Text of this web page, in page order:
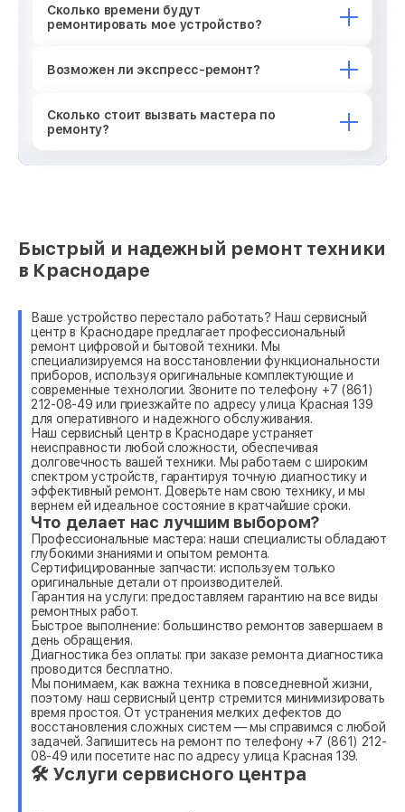
Сколько времени будут
ремонтировать мое устройство?
Возможен ли экспресс-ремонт?
Сколько стоит вызвать мастера по
ремонту?
Быстрый и надежный ремонт техники
в Краснодаре
Ваше устройство перестало работать? Наш сервисный
центр в Краснодаре предлагает профессиональный
ремонт цифровой и бытовой техники. Мы
специализируемся на восстановлении функциональности
приборов, используя оригинальные комплектующие и
современные технологии. Звоните по телефону +7 (861)
212-08-49 или приезжайте по адресу улица Красная 139
для оперативного и надежного обслуживания.
Наш сервисный центр в Краснодаре устраняет
неисправности любой сложности, обеспечивая
долговечность вашей техники. Мы работаем с широким
спектром устройств, гарантируя точную диагностику и
эффективный ремонт. Доверьте нам свою технику, и мы
вернем ей идеальное состояние в кратчайшие сроки.
Что делает нас лучшим выбором?
Профессиональные мастера: наши специалисты обладают
глубокими знаниями и опытом ремонта.
Сертифицированные запчасти: используем только
оригинальные детали от производителей.
Гарантия на услуги: предоставляем гарантию на все виды
ремонтных работ.
Быстрое выполнение: большинство ремонтов завершаем в
день обращения.
Диагностика без оплаты: при заказе ремонта диагностика
проводится бесплатно.
Мы понимаем, как важна техника в повседневной жизни,
поэтому наш сервисный центр стремится минимизировать
время простоя. От устранения мелких дефектов до
восстановления сложных систем — мы справимся с любой
задачей. Запишитесь на ремонт по телефону +7 (861) 212-
08-49 или посетите нас по адресу улица Красная 139.
🛠 Услуги сервисного центра